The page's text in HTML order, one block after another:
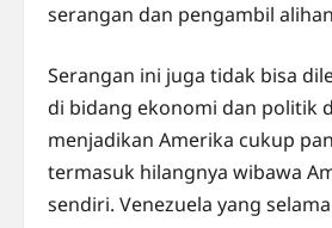
serangan dan pengambil
Serangan ini juga tidak bisa
di bidang ekonomi dan politik
menjadikan Amerika cukup
termasuk hilangnya wibawa
sendiri. Venezuela yang